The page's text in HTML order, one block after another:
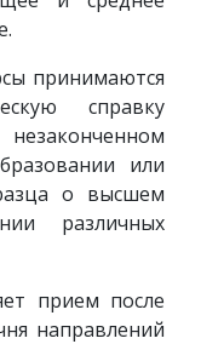
справку
или
о высшем
различных
после
направлений